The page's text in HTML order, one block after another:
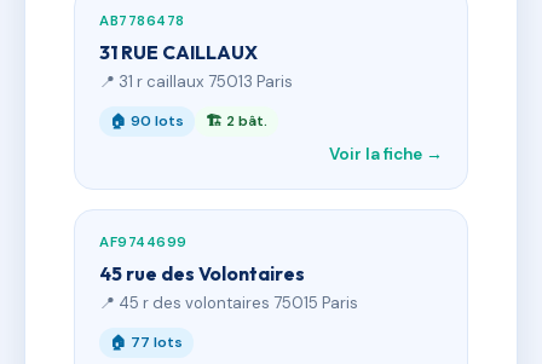
AB7786478
31 RUE CAILLAUX
📍 31 r caillaux 75013 Paris
🏠 90 lots 🏗 2 bât.
Voir la fiche →
AF9744699
45 rue des Volontaires
📍 45 r des volontaires 75015 Paris
🏠 77 lots